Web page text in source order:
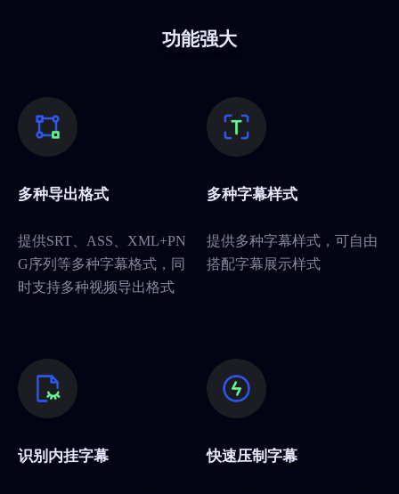
功能强大
多种导出格式
提供SRT、ASS、XML+PN
G序列等多种字幕格式，同
时支持多种视频导出格式
多种字幕样式
提供多种字幕样式，可自由
搭配字幕展示样式
识别内挂字幕 快速压制字幕